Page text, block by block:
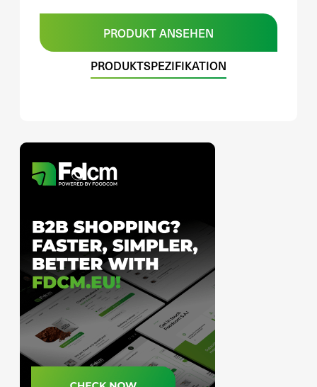
PRODUKT ANSEHEN
PRODUKTSPEZIFIKATION